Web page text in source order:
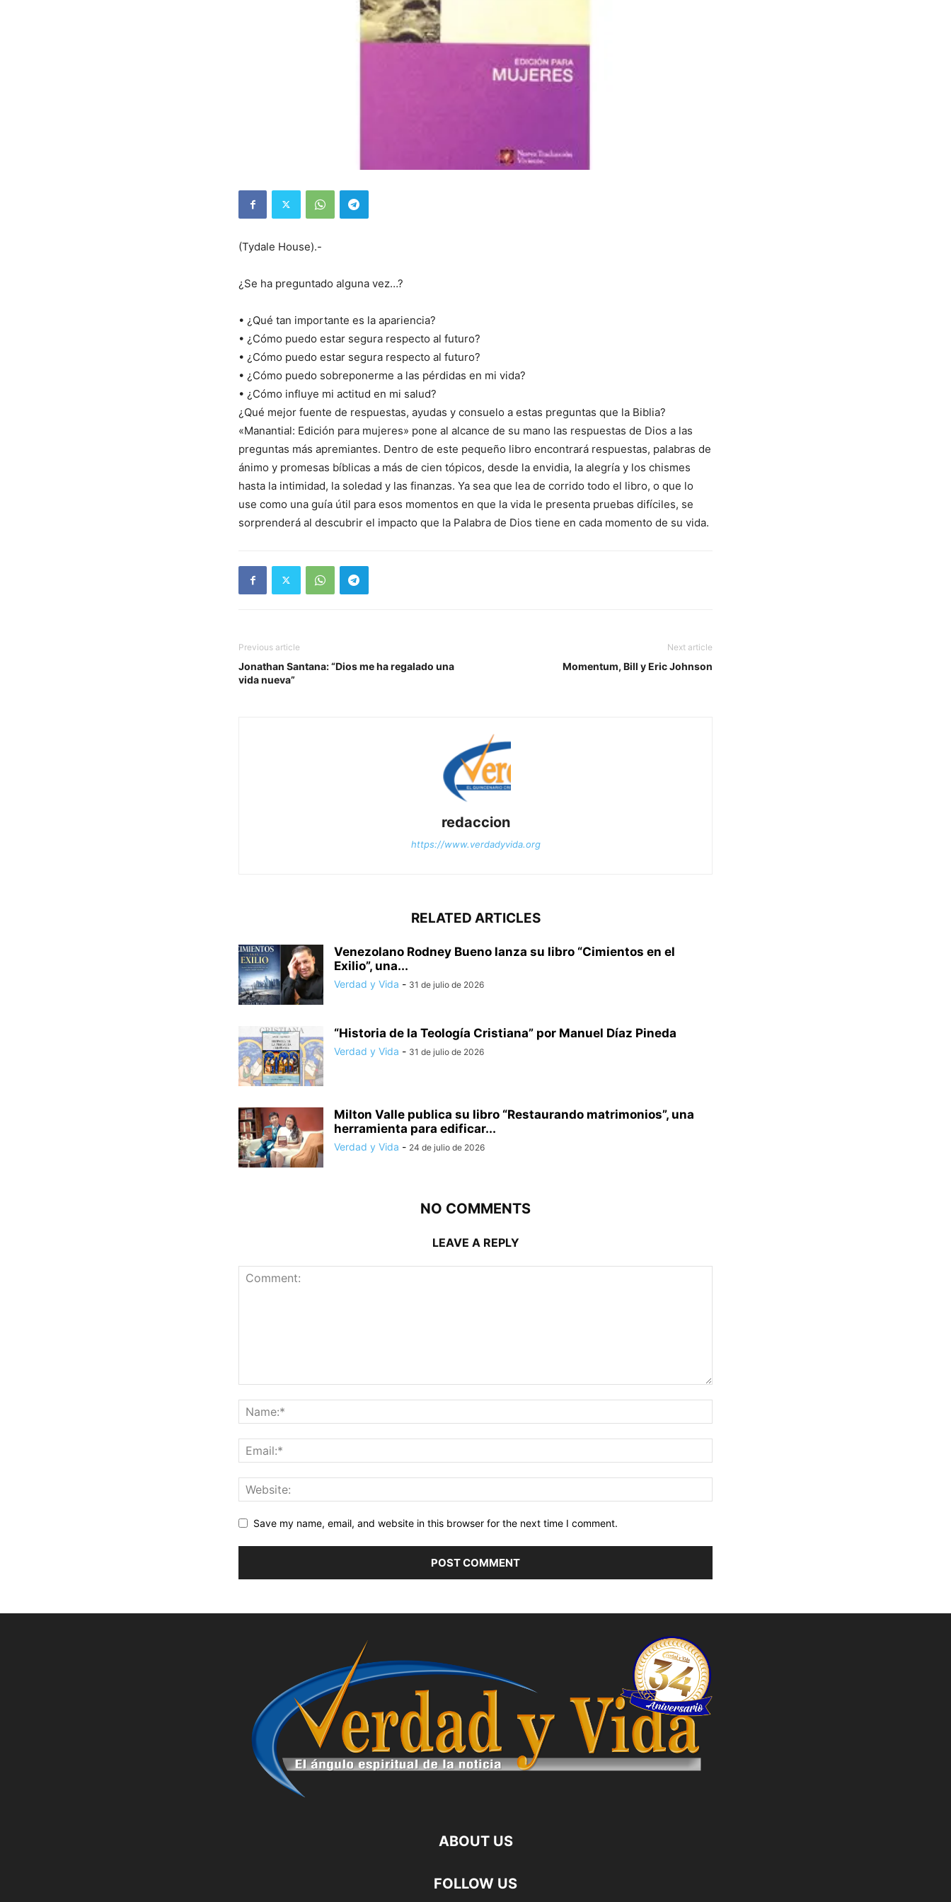
(Tydale House).-
¿Se ha preguntado alguna vez…?
• ¿Qué tan importante es la apariencia?
• ¿Cómo puedo estar segura respecto al futuro?
• ¿Cómo puedo estar segura respecto al futuro?
• ¿Cómo puedo sobreponerme a las pérdidas en mi vida?
• ¿Cómo influye mi actitud en mi salud?
¿Qué mejor fuente de respuestas, ayudas y consuelo a estas preguntas que la Biblia?
«Manantial: Edición para mujeres» pone al alcance de su mano las respuestas de Dios a las
preguntas más apremiantes. Dentro de este pequeño libro encontrará respuestas, palabras de
ánimo y promesas bíblicas a más de cien tópicos, desde la envidia, la alegría y los chismes
hasta la intimidad, la soledad y las finanzas. Ya sea que lea de corrido todo el libro, o que lo
use como una guía útil para esos momentos en que la vida le presenta pruebas difíciles, se
sorprenderá al descubrir el impacto que la Palabra de Dios tiene en cada momento de su vida.
Previous article
Jonathan Santana: “Dios me ha regalado una
vida nueva”
Next article
Momentum, Bill y Eric Johnson
redaccion
https://www.verdadyvida.org
RELATED ARTICLES
Venezolano Rodney Bueno lanza su libro “Cimientos en el
Exilio”, una...
Verdad y Vida - 31 de julio de 2026
“Historia de la Teología Cristiana” por Manuel Díaz Pineda
Verdad y Vida - 31 de julio de 2026
Milton Valle publica su libro “Restaurando matrimonios”, una
herramienta para edificar...
Verdad y Vida - 24 de julio de 2026
NO COMMENTS
LEAVE A REPLY
Save my name, email, and website in this browser for the next time I comment.
ABOUT US
FOLLOW US